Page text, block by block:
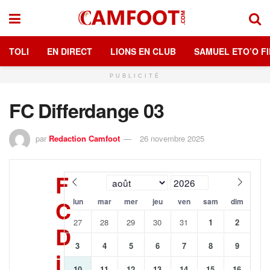
TOLI EN DIRECT LIONS EN CLUB SAMUEL ETO’O
PUBLICITÉ
FC Differdange 03
par Redaction Camfoot 26 novembre 2025
F
C
D
i
lun mar mer jeu ven sam dim
27 28 29 30 31 1 2
3 4 5 6 7 8 9